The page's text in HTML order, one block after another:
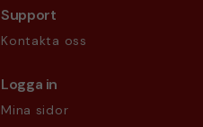
Support
Kontakta oss
Logga in
Mina sidor